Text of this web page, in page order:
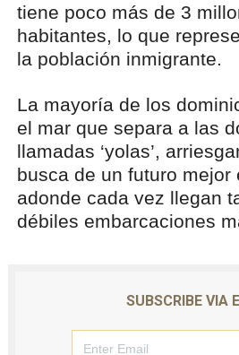
tiene poco más de 3
habitantes, lo que
la población inmigrante.
La mayoría de los
el mar que separa a las
llamadas ‘yolas’,
busca de un futuro mejor
adonde cada vez llegan
débiles embarcaciones
SUBSCRIBE VIA